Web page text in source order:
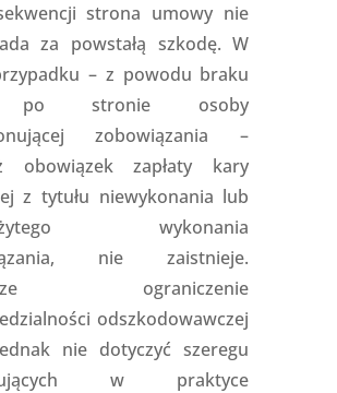
strona umowy nie
za powstałą szkodę. W
– z powodu braku
po stronie osoby
zobowiązania –
obowiązek zapłaty kary
z tytułu niewykonania lub
wykonania
nie zaistnieje.
ograniczenie
odszkodowawczej
nie dotyczyć szeregu
w praktyce